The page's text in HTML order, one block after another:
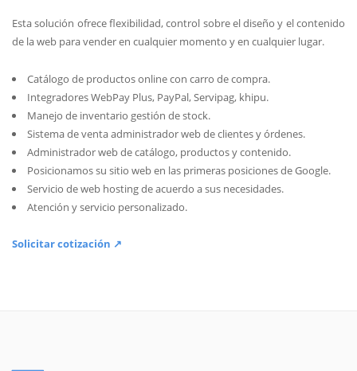
Esta solución ofrece flexibilidad, control sobre el diseño y el contenido
de la web para vender en cualquier momento y en cualquier lugar.
Catálogo de productos online con carro de compra.
Integradores WebPay Plus, PayPal, Servipag, khipu.
Manejo de inventario gestión de stock.
Sistema de venta administrador web de clientes y órdenes.
Administrador web de catálogo, productos y contenido.
Posicionamos su sitio web en las primeras posiciones de Google.
Servicio de web hosting de acuerdo a sus necesidades.
Atención y servicio personalizado.
Solicitar cotización ↗